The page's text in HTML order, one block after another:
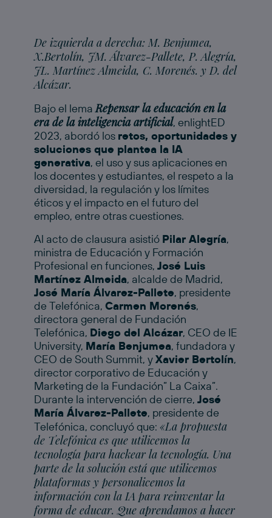
De izquierda a derecha: M. Benjumea,
X.Bertolín, JM. Álvarez-Pallete, P. Alegría,
JL. Martínez Almeida, C. Morenés. y D. del
Alcázar.
Bajo el lemaRepensar la educación en la
era de la inteligencia artificial, enlightED
2023, abordó los retos, oportunidades y
soluciones que plantea la IA
generativa, el uso y sus aplicaciones en
los docentes y estudiantes, el respeto a la
diversidad, la regulación y los límites
éticos y el impacto en el futuro del
empleo, entre otras cuestiones.
Al acto de clausura asistió Pilar Alegría,
ministra de Educación y Formación
Profesional en funciones, José Luis
Martínez Almeida, alcalde de Madrid,
José María Álvarez-Pallete, presidente
de Telefónica, Carmen Morenés,
directora general de Fundación
Telefónica, Diego del Alcázar, CEO de IE
University, María Benjumea, fundadora y
CEO de South Summit, yXavier Bertolín,
director corporativo de Educación y
Marketing de la Fundación” La Caixa”.
Durante la intervención de cierre, José
María Álvarez-Pallete, presidente de
Telefónica, concluyó que: «La propuesta
de Telefónica es que utilicemos la
tecnología para hackear la tecnología. Una
parte de la solución está que utilicemos
plataformas y personalicemos la
información con la IA para reinventar la
forma de educar. Que aprendamos a hacer